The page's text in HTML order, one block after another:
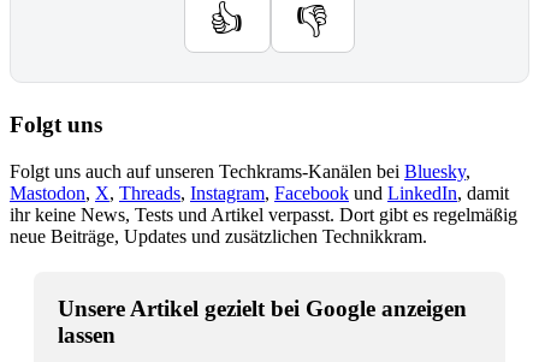
👍 👎
Folgt uns
Folgt uns auch auf unseren Techkrams-Kanälen bei Bluesky,
Mastodon, X, Threads, Instagram, Facebook und LinkedIn, damit
ihr keine News, Tests und Artikel verpasst. Dort gibt es regelmäßig
neue Beiträge, Updates und zusätzlichen Technikkram.
Unsere Artikel gezielt bei Google anzeigen
lassen